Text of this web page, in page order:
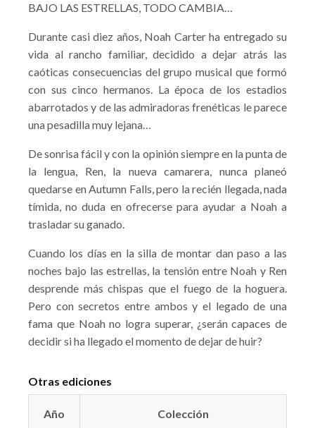
BAJO LAS ESTRELLAS, TODO CAMBIA…
Durante casi diez años, Noah Carter ha entregado su
vida al rancho familiar, decidido a dejar atrás las
caóticas consecuencias del grupo musical que formó
con sus cinco hermanos. La época de los estadios
abarrotados y de las admiradoras frenéticas le parece
una pesadilla muy lejana…
De sonrisa fácil y con la opinión siempre en la punta de
la lengua, Ren, la nueva camarera, nunca planeó
quedarse en Autumn Falls, pero la recién llegada, nada
tímida, no duda en ofrecerse para ayudar a Noah a
trasladar su ganado.
Cuando los días en la silla de montar dan paso a las
noches bajo las estrellas, la tensión entre Noah y Ren
desprende más chispas que el fuego de la hoguera.
Pero con secretos entre ambos y el legado de una
fama que Noah no logra superar, ¿serán capaces de
decidir si ha llegado el momento de dejar de huir?
Otras ediciones
Año Colección